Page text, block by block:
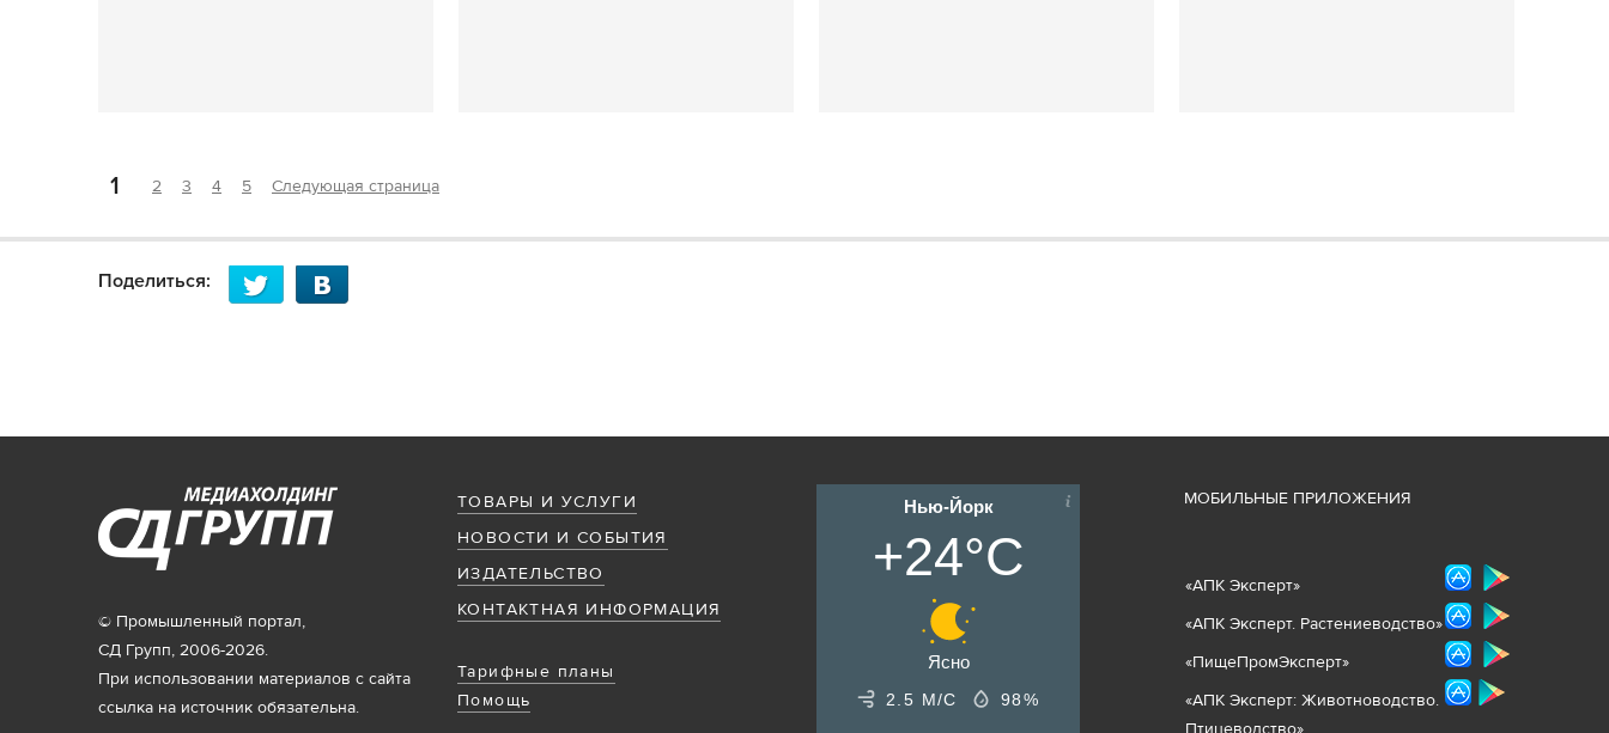
1 2 3 4 5 Следующая страница
Поделиться:
ТОВАРЫ И УСЛУГИ
НОВОСТИ И СОБЫТИЯ
ИЗДАТЕЛЬСТВО
КОНТАКТНАЯ ИНФОРМАЦИЯ
Тарифные планы
Помощь
© Промышленный портал,
СД Групп, 2006-2026.
При использовании материалов с сайта
ссылка на источник обязательна.
Нью-Йорк
+24°C
Ясно
2.5 М/С 98%
МОБИЛЬНЫЕ ПРИЛОЖЕНИЯ
«АПК Эксперт»
«АПК Эксперт. Растениеводство»
«ПищеПромЭксперт»
«АПК Эксперт: Животноводство.